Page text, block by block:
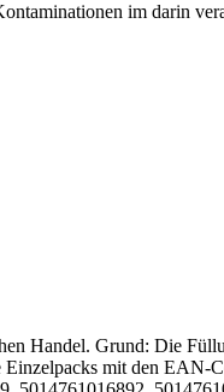
im darin
Handel. Grund: Die
mit den EAN-